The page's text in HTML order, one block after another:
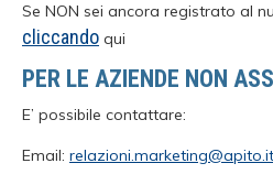
Se NON sei ancora registrato al
cliccando qui
PER LE AZIENDE NON
E’ possibile contattare:
Email: relazioni.marketing@apito.it